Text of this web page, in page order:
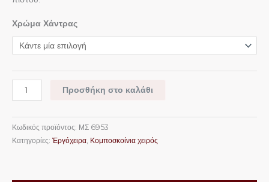
Χρώμα Χάντρας
Προσθήκη στο καλάθι
Κωδικός προϊόντος: ΜΣ 6953
Κατηγορίες: Ἐργόχειρα, Κομποσκοίνια χειρός